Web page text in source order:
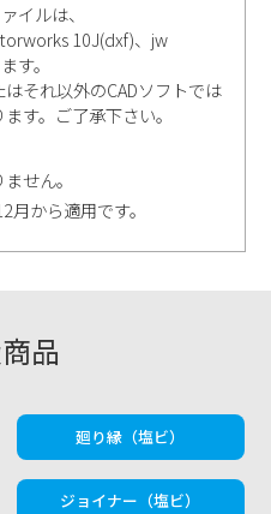
イルは、
10J(dxf)、jw
す。
それ以外のCADソフトでは
す。ご了承下さい。
せん。
から適用です。
品
廻り縁（塩ビ）
ジョイナー（塩ビ）